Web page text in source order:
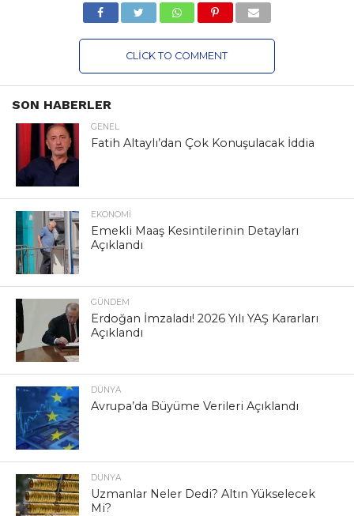
CLICK TO COMMENT
SON HABERLER
GENEL
Fatih Altaylı’dan Çok Konuşulacak İddia
EKONOMI
Emekli Maaş Kesintilerinin Detayları
Açıklandı
GÜNDEM
Erdoğan İmzaladı! 2026 Yılı YAŞ Kararları
Açıklandı
DÜNYA
Avrupa’da Büyüme Verileri Açıklandı
DÜNYA
Uzmanlar Neler Dedi? Altın Yükselecek
Mi?